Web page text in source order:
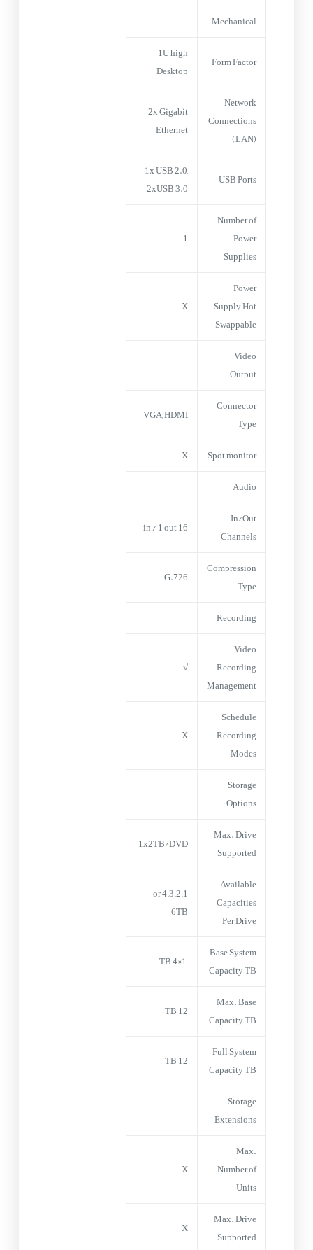
Mechanical
Form Factor
1U high
Desktop
Network
Connections
(LAN)
2x Gigabit
Ethernet
USB Ports
1x USB 2.0,
2xUSB 3.0
Number of
Power
Supplies
1
Power
Supply Hot
Swappable
X
Video
Output
Connector
Type
VGA, HDMI
Spot monitor
X
Audio
In/Out
Channels
16 in / 1 out
Compression
Type
G.726
Recording
Video
Recording
Management
√
Schedule
Recording
Modes
X
Storage
Options
Max. Drive
Supported
1x2TB/DVD
Available
Capacities
Per Drive
1, 2, 3, 4 or
6TB
Base System
Capacity TB
Max. Base
Capacity TB
12 TB
Full System
Capacity TB
12 TB
Storage
Extensions
Max.
Number of
Units
X
Max. Drive
Supported
X